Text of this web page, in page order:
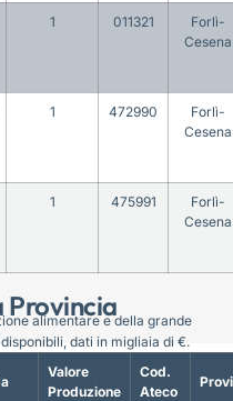
Provincia
1 011321
Forlì-
Cesena
1 472990
Forlì-
Cesena
1 475991
Forlì-
Cesena
Valore
Produzione
Cod.
Ateco
alimentare e della grande
dati in migliaia di €.